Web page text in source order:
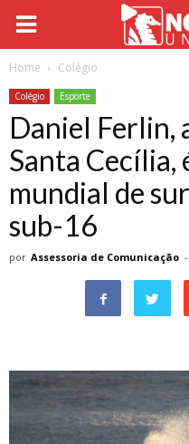
Home Colégio
Colégio Esporte
Daniel Ferlin,
Santa Cecília,
mundial de
sub-16
por Assessoria de Comunicação -